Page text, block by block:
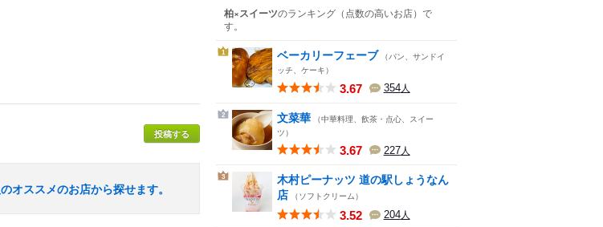
投稿する
オススメのお店から探せます。
柏×スイーツのランキング （点数の高いお店） で
す。
1 ベーカリーフェーブ （パン、サンドイ
ッチ、ケーキ）
3.67 354人
2 文菜華 （中華料理、飲茶・点心、スイー
ツ）
3.67 227人
3
木村ピーナッツ 道の駅しょうなん
店 （ソフトクリーム）
3.52 204人